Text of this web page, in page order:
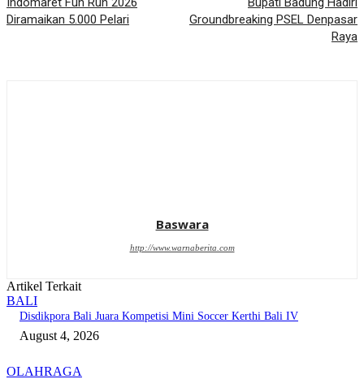
Diramaikan 5.000 Pelari
Groundbreaking PSEL Denpasar
Raya
Baswara
http://www.warnaberita.com
Artikel Terkait
BALI
Disdikpora Bali Juara Kompetisi Mini Soccer Kerthi Bali IV
August 4, 2026
OLAHRAGA